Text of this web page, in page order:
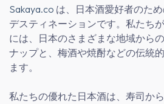
Sakaya.co は、日本酒愛好者のた
デスティネーションです。私たち
には、日本のさまざまな地域から
ナップと、梅酒や焼酎などの伝統
ます。
私たちの優れた日本酒は、寿司か